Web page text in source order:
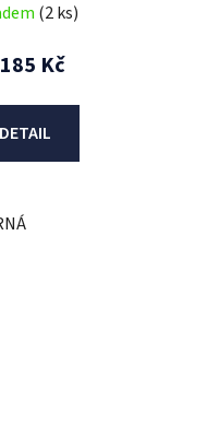
(2 ks)
Kč
DETAIL